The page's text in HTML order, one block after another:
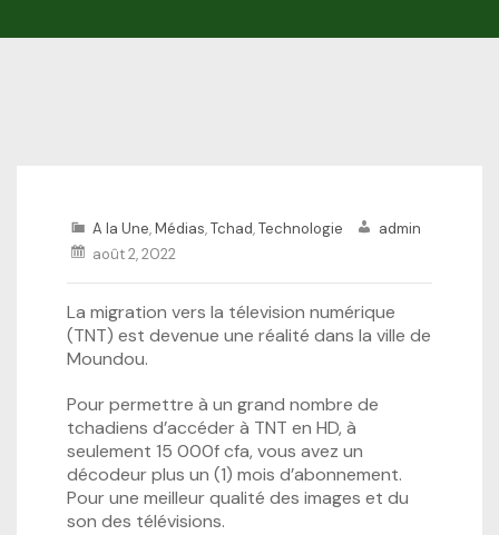
A la Une,Médias,Tchad,Technologie
admin
août 2, 2022
La migration vers la télevision numérique
(TNT) est devenue une réalité dans la ville de
Moundou.
Pour permettre à un grand nombre de
tchadiens d’accéder à TNT en HD, à
seulement 15 000f cfa, vous avez un
décodeur plus un (1) mois d’abonnement.
Pour une meilleur qualité des images et du
son des télévisions.